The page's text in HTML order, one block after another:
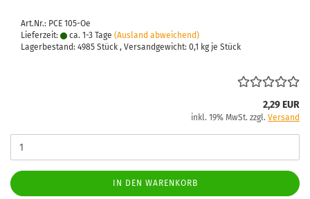
Art.Nr.: PCE 105-Oe
Lieferzeit:
ca. 1-3 Tage (Ausland abweichend)
Lagerbestand: 4985 Stück , Versandgewicht: 0,1 kg je Stück
2,29 EUR
inkl. 19% MwSt. zzgl. Versand
IN DEN WARENKORB